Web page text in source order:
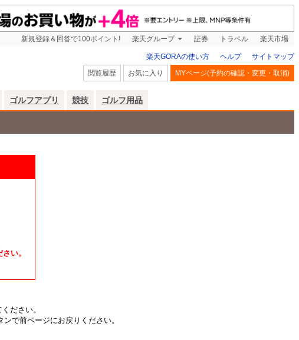
新規登録＆回答で100ポイント! 楽天グループ 証券 トラベル 楽天市場
楽天GORAの使い方 ヘルプ
サイトマップ
閲覧履歴
お気に入り MYページ(予約の確認・変更・取消)
ゴルフアプリ 競技 ゴルフ用品
い。
ださい。
で前ページにお戻りください。